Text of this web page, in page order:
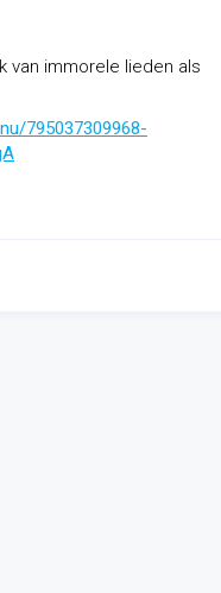
van immorele lieden als
795037309968-